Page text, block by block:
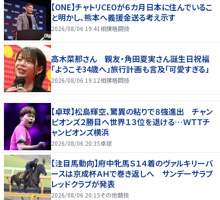
【ONE】チャトリCEOが６カ月日本に住んでいるこ
と明かし、熊本へ義援金送る考え示す
2026/08/06 19:41 相撲格闘技
高木菜那さん 親友・角田夏実さん誕生日祝福
「ようこそ34歳へ」旅行計画も言及「可愛すぎる」
2026/08/06 19:12相撲格闘技
【卓球】松島輝空、驚異の粘りで８強進出 チャン
ピオンズ２勝目へ世界１３位を退ける…ＷＴＴチ
ャンピオンズ横浜
2026/08/06 20:35卓球
【注目馬動向】府中牝馬Ｓ１４着のヴァルキリーバ
ースは京成杯ＡＨで巻き返しへ サンデーサラブ
レッドクラブが発表
2026/08/06 20:15その他競技